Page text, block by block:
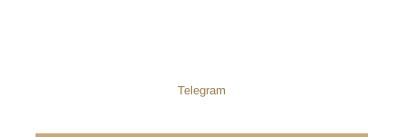
Telegram